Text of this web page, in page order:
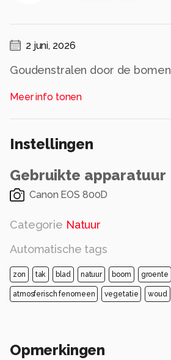
2 juni, 2026
Goudenstralen door de bomen
Alle rechten voorbehouden
Meer info tonen
Instellingen
Gebruikte apparatuur
Canon EOS 800D
Categorie Natuur
Automatische tags
zon tak blad natuur boom groente
atmosferisch fenomeen vegetatie woud
Opmerkingen